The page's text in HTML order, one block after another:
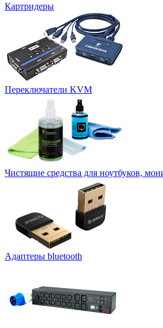
Картридеры
Переключатели KVM
Чистящие средства для ноутбуков,
Адаптеры bluetooth